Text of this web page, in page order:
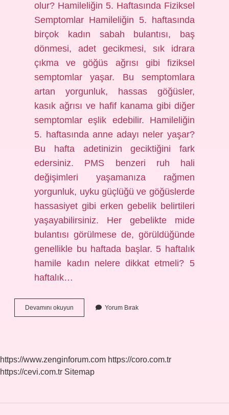
olur? Hamileliğin 5. Haftasında Fiziksel
Semptomlar Hamileliğin 5. haftasında
birçok kadın sabah bulantısı, baş
dönmesi, adet gecikmesi, sık idrara
çıkma ve göğüs ağrısı gibi fiziksel
semptomlar yaşar. Bu semptomlara
artan yorgunluk, hassas göğüsler,
kasık ağrısı ve hafif kanama gibi diğer
semptomlar eşlik edebilir. Hamileliğin
5. haftasında anne adayı neler yaşar?
Bu hafta adetinizin geciktiğini fark
edersiniz. PMS benzeri ruh hali
değişimleri yaşamanıza rağmen
yorgunluk, uyku güçlüğü ve göğüslerde
hassasiyet gibi erken gebelik belirtileri
yaşayabilirsiniz. Her gebelikte mide
bulantısı görülmese de, görüldüğünde
genellikle bu haftada başlar. 5 haftalık
hamile kadın nelere dikkat etmeli? 5
haftalık…
Devamını okuyun Hamileliğin
5
Yorum Bırak
https://www.zenginforum.com https://coro.com.tr
https://cevi.com.tr Sitemap